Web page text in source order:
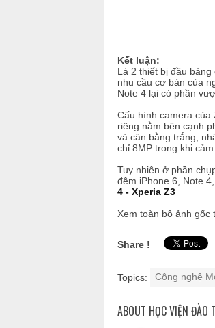
Kết luận:
Là 2 thiết bị đầu
nhu cầu cơ bản của
Note 4 lại có phần
Cấu hình camera của
riêng nằm bên cạnh
và cân bằng trắng,
chỉ 8MP trong khi
Tuy nhiên ở phần
đêm iPhone 6, Note
4 - Xperia Z3
Xem toàn bộ ảnh gốc
Share !
Topics: Công nghệ
ABOUT HỌC VIỆN ĐÀO